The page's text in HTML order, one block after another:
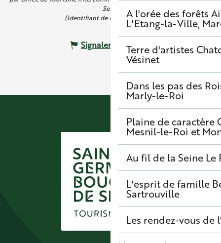
A l'orée des forêts
L'Etang-la-Ville,
Terre d'artistes
Vésinet
Dans les pas des
Marly-le-Roi
Plaine de caractère
Mesnil-le-Roi et
Au fil de la Seine Le
L'esprit de famille
Sartrouville
Les rendez-vous de
Seine
(Identifiant de l'offre :5056118)
Signaler une erreur